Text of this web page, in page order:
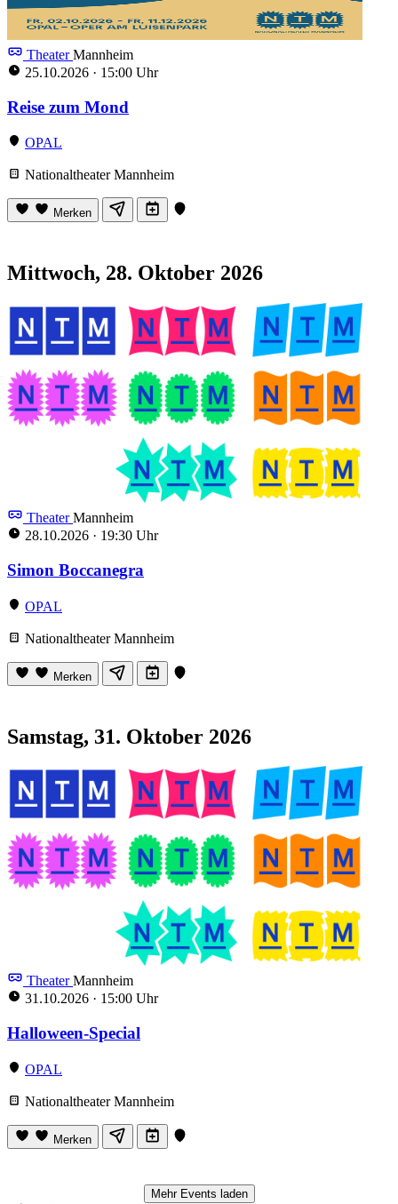
TheaterMannheim
25.10.2026 · 15:00 Uhr
Reise zum Mond
OPAL
Nationaltheater Mannheim
Merken
Mittwoch, 28. Oktober 2026
TheaterMannheim
28.10.2026 · 19:30 Uhr
Simon Boccanegra
OPAL
Nationaltheater Mannheim
Merken
Samstag, 31. Oktober 2026
TheaterMannheim
31.10.2026 · 15:00 Uhr
Halloween-Special
OPAL
Nationaltheater Mannheim
Merken
Mehr Events laden